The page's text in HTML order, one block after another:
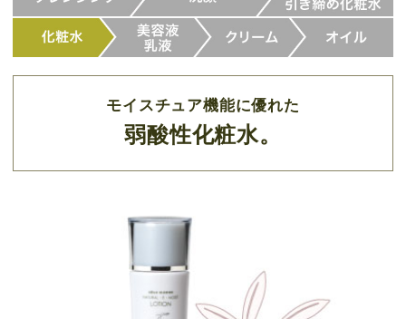
モイスチュア機能に優れた
弱酸性化粧水。